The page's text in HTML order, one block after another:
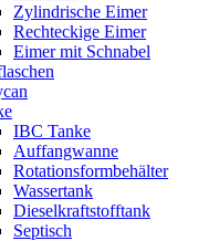
Zylindrische Eimer
Rechteckige Eimer
Eimer mit Schnabel
IBC Tanke
Auffangwanne
Rotationsformbehälter
Wassertank
Dieselkraftstofftank
Septisch